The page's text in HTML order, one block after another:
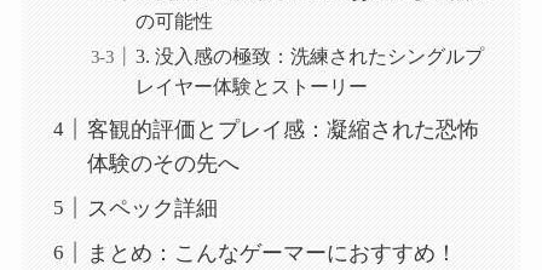
の可能性
3. 没入感の極致：洗練されたシングルプ
レイヤー体験とストーリー
客観的評価とプレイ感：凝縮された恐怖
体験のその先へ
スペック詳細
まとめ：こんなゲーマーにおすすめ！